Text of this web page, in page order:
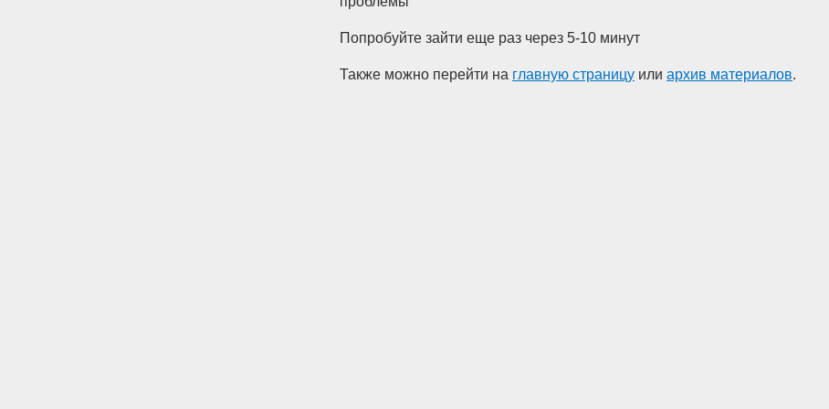
Попробуйте зайти еще раз через 5-10 минут
Также можно перейти на главную страницу или архив материалов.